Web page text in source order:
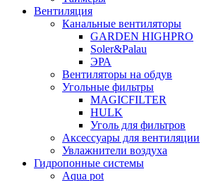
Вентиляция
Канальные вентиляторы
GARDEN HIGHPRO
Soler&Palau
ЭРА
Вентиляторы на обдув
Угольные фильтры
MAGICFILTER
HULK
Уголь для фильтров
Аксессуары для вентиляции
Увлажнители воздуха
Гидропонные системы
Aqua pot